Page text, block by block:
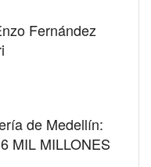
Fernández
de Medellín:
MIL MILLONES